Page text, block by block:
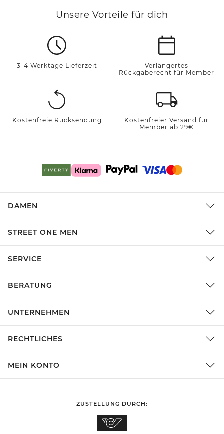
Unsere Vorteile für dich
3-4 Werktage Lieferzeit
Verlängertes
Rückgaberecht für Member
Kostenfreie Rücksendung
Kostenfreier Versand für
Member ab 29€
DAMEN
STREET ONE MEN
SERVICE
BERATUNG
UNTERNEHMEN
RECHTLICHES
MEIN KONTO
ZUSTELLUNG DURCH: